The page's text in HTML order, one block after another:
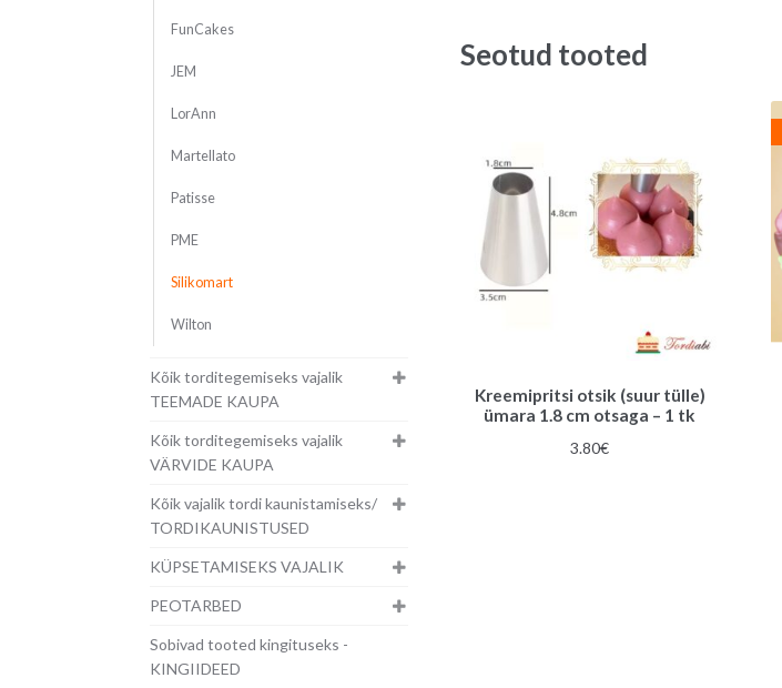
Seotud tooted
Kreemipritsi otsik (suur tülle)
ümara 1.8 cm otsaga – 1 tk
3.80€
FunCakes
JEM
LorAnn
Martellato
Patisse
PME
Silikomart
Wilton
Kõik torditegemiseks vajalik
TEEMADE KAUPA
Kõik torditegemiseks vajalik
VÄRVIDE KAUPA
Kõik vajalik tordi kaunistamiseks/
TORDIKAUNISTUSED
KÜPSETAMISEKS VAJALIK
PEOTARBED
Sobivad tooted kingituseks -
KINGIIDEED